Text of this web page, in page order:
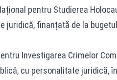
pentru Studierea
juridică, finanțată de la
Investigarea Crimelor
cu personalitate juridică,